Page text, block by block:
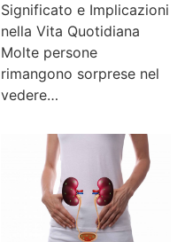
Significato e Implicazioni
nella Vita Quotidiana
Molte persone
rimangono sorprese nel
vedere…